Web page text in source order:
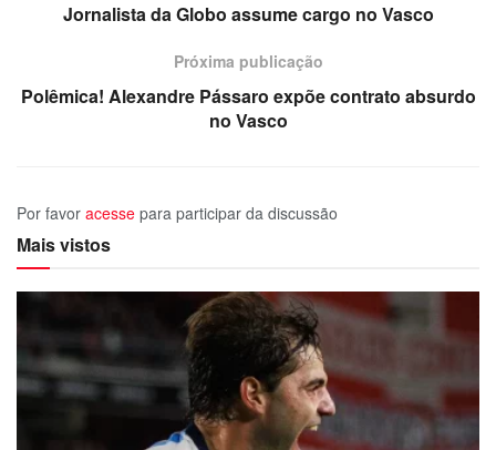
Jornalista da Globo assume cargo no Vasco
Próxima publicação
Polêmica! Alexandre Pássaro expõe contrato absurdo
no Vasco
Por favor acesse para participar da discussão
Mais vistos